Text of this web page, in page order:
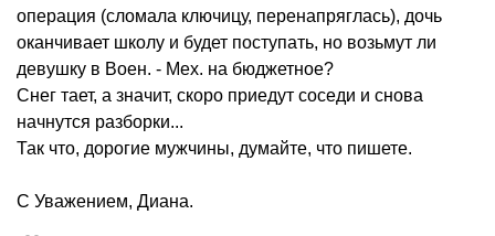
операция (сломала ключицу, перенапряглась), дочь
оканчивает школу и будет поступать, но возьмут ли
девушку в Воен. - Мех. на бюджетное?
Снег тает, а значит, скоро приедут соседи и снова
начнутся разборки...
Так что, дорогие мужчины, думайте, что пишете.
С Уважением, Диана.